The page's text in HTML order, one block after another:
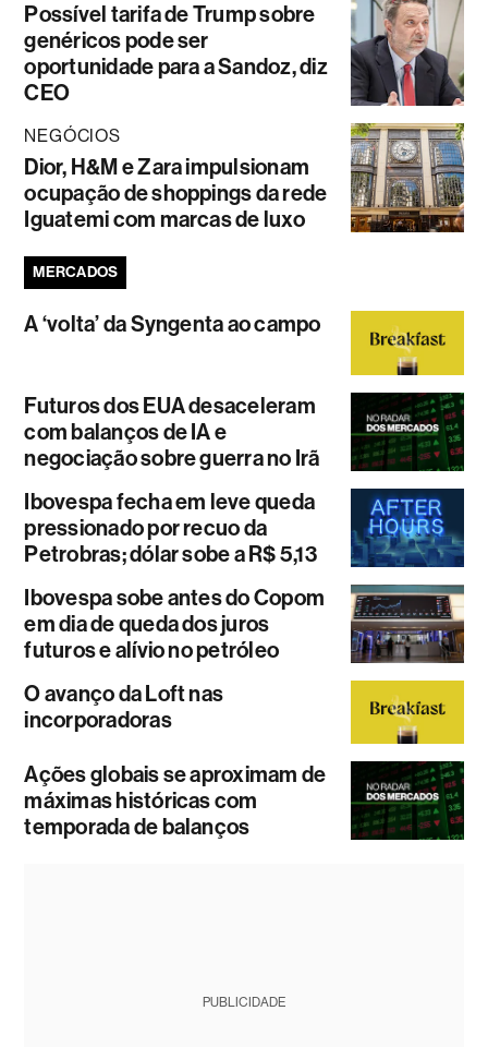
Possível tarifa de Trump sobre
genéricos pode ser
oportunidade para a Sandoz, diz
CEO
NEGÓCIOS
Dior, H&M e Zara impulsionam
ocupação de shoppings da rede
Iguatemi com marcas de luxo
MERCADOS
A ‘volta’ da Syngenta ao campo
Futuros dos EUA desaceleram
com balanços de IA e
negociação sobre guerra no Irã
Ibovespa fecha em leve queda
pressionado por recuo da
Petrobras; dólar sobe a R$ 5,13
Ibovespa sobe antes do Copom
em dia de queda dos juros
futuros e alívio no petróleo
O avanço da Loft nas
incorporadoras
Ações globais se aproximam de
máximas históricas com
temporada de balanços
PUBLICIDADE